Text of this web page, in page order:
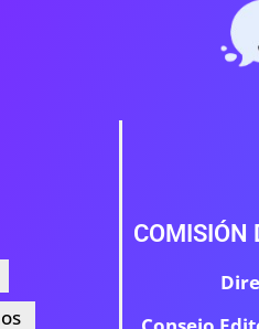
COMISIÓN